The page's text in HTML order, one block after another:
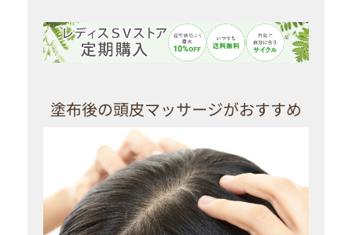
塗布後の頭皮マッサージがおすすめ